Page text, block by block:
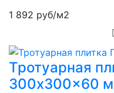
1 892 руб/м2
Тротуарная
300x300x60